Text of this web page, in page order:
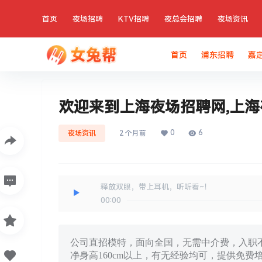
首页 夜场招聘 KTV招聘 夜总会招聘 夜场资讯
首页 浦东招聘 嘉
欢迎来到上海夜场招聘网,上
夜场资讯 2 个月前 0 6
释放双眼，带上耳机，听听看~！
00:00
公司直招模特，面向全国，无需中介费，入
净身高160cm以上，有无经验均可，提供免